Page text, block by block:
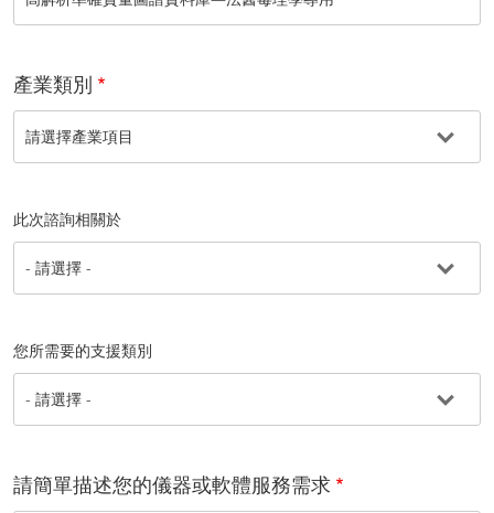
產業類別
此次諮詢相關於
您所需要的支援類別
請簡單描述您的儀器或軟體服務需求